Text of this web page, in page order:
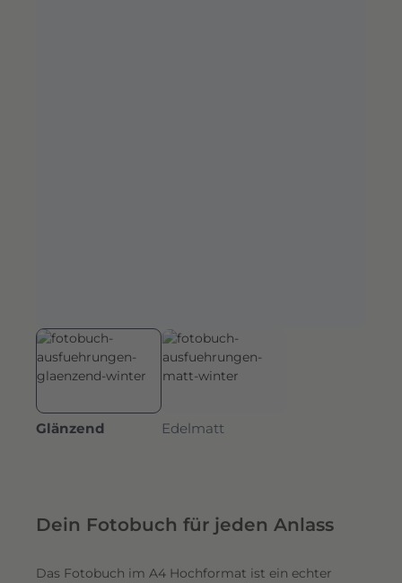
Glänzend Edelmatt
Dein Fotobuch für jeden Anlass
Das Fotobuch im A4 Hochformat ist ein echter